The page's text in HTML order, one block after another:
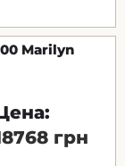
Marilyn
грн